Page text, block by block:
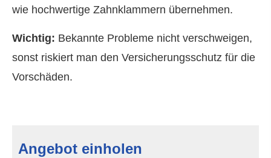
wie hochwertige Zahnklammern übernehmen.
Wichtig: Bekannte Probleme nicht verschweigen,
sonst riskiert man den Versicherungsschutz für die
Vorschäden.
Angebot einholen